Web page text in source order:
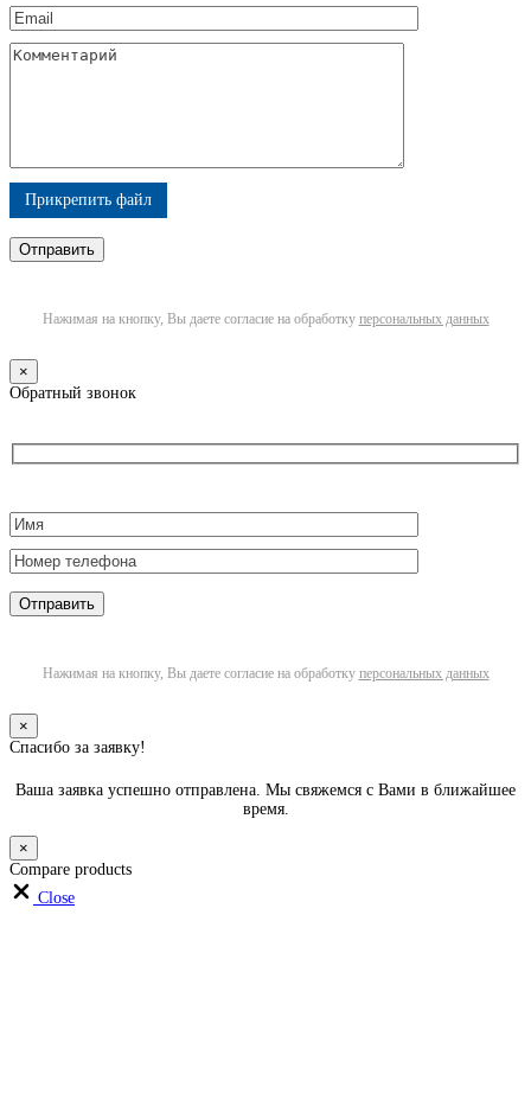
Прикрепить файл
Нажимая на кнопку, Вы даете согласие на обработку персональных данных
×
Обратный звонок
Нажимая на кнопку, Вы даете согласие на обработку персональных данных
×
Спасибо за заявку!
Ваша заявка успешно отправлена. Мы свяжемся с Вами в ближайшее
время.
×
Compare products
Close